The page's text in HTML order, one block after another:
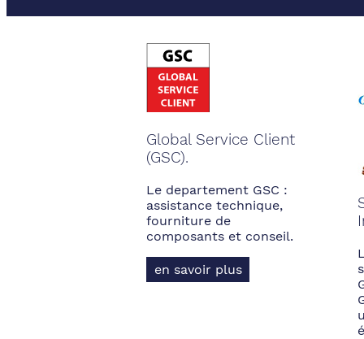
Global Service Client
(GSC).
Le departement GSC :
assistance technique,
fourniture de
composants et conseil.
en savoir plus